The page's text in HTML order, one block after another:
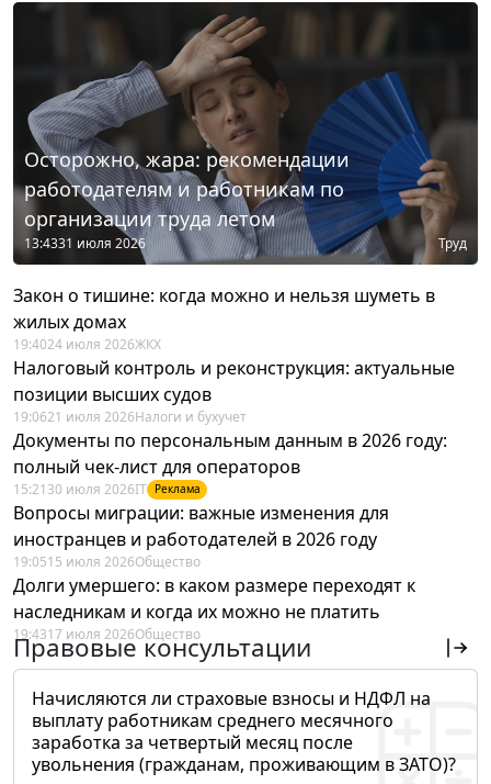
Осторожно, жара: рекомендации
работодателям и работникам по
организации труда летом
13:4331 июля 2026 Труд
Закон о тишине: когда можно и нельзя шуметь в
жилых домах
19:4024 июля 2026ЖКХ
Налоговый контроль и реконструкция: актуальные
позиции высших судов
19:0621 июля 2026Налоги и бухучет
Документы по персональным данным в 2026 году:
полный чек-лист для операторов
15:21 30 июля 2026IT Реклама
Вопросы миграции: важные изменения для
иностранцев и работодателей в 2026 году
19:0515 июля 2026Общество
Долги умершего: в каком размере переходят к
наследникам и когда их можно не платить
19:4317 июля 2026Общество
Правовые консультации
Начисляются ли страховые взносы и НДФЛ на
выплату работникам среднего месячного
заработка за четвертый месяц после
увольнения (гражданам, проживающим в ЗАТО)?